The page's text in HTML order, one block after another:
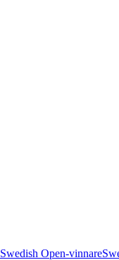
Swedish Open-vinnare